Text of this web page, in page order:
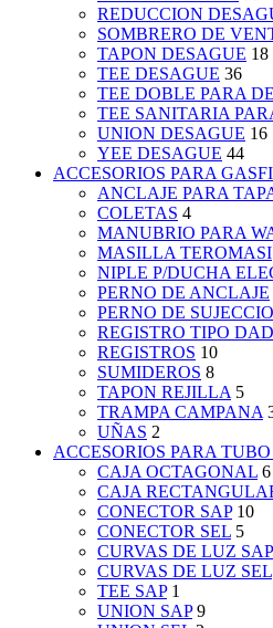
REDUCCION
SOMBRERO DE
TAPON DESAGUE 18
TEE DESAGUE 36
TEE DOBLE PARA
TEE SANITARIA
UNION DESAGUE 16
YEE DESAGUE 44
ACCESORIOS PARA
ANCLAJE PARA
COLETAS 4
MANUBRIO PARA
MASILLA TEROMASI
NIPLE P/DUCHA
PERNO DE ANCLAJE
PERNO DE
REGISTRO TIPO
REGISTROS 10
SUMIDEROS 8
TAPON REJILLA 5
TRAMPA CAMPANA
UÑAS 2
ACCESORIOS PARA
CAJA OCTAGONAL 6
CAJA
CONECTOR SAP 10
CONECTOR SEL 5
CURVAS DE LUZ SAP
CURVAS DE LUZ SEL
TEE SAP 1
UNION SAP 9